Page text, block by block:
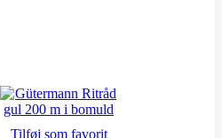
Tilføj som favorit